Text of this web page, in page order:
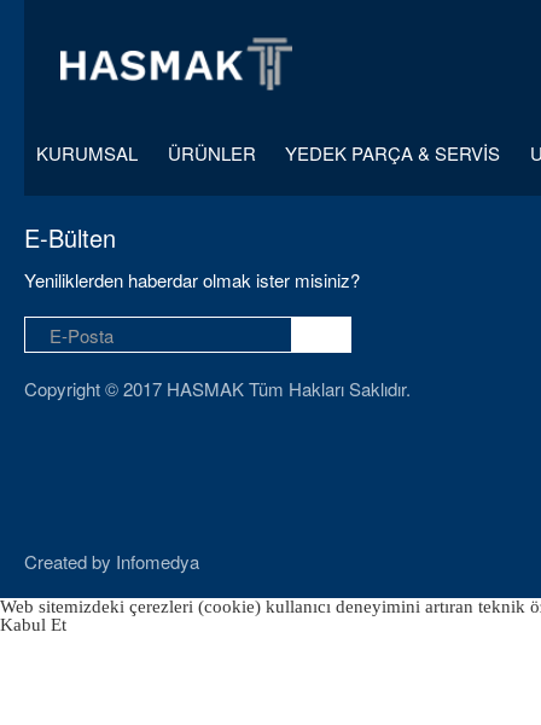
KURUMSAL ÜRÜNLER YEDEK PARÇA & SERVİS
E-Bülten
Yeniliklerden haberdar olmak ister misiniz?
Copyright © 2017 HASMAK Tüm Hakları Saklıdır.
Created by Infomedya
Web sitemizdeki çerezleri (cookie) kullanıcı deneyimini artıran
Kabul Et